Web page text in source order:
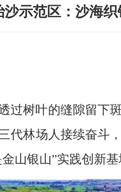
示范区：沙海
过树叶的缝隙留下
代林场人接续奋斗
山银山”实践创新基